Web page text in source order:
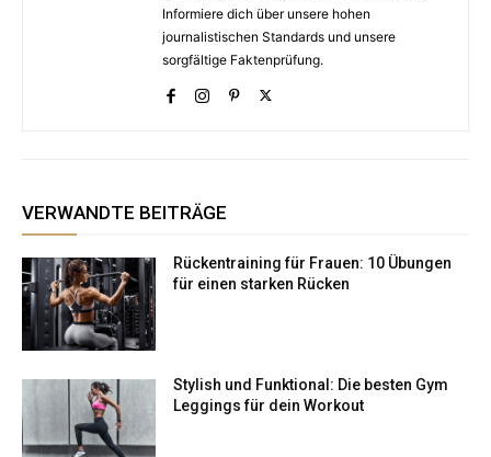
Informiere dich über unsere hohen
journalistischen Standards und unsere
sorgfältige Faktenprüfung.
VERWANDTE BEITRÄGE
Rückentraining für Frauen: 10 Übungen
für einen starken Rücken
Stylish und Funktional: Die besten Gym
Leggings für dein Workout